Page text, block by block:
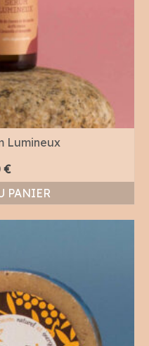
Lumineux
€
PANIER